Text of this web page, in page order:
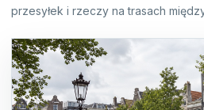
przesyłek i rzeczy na trasach